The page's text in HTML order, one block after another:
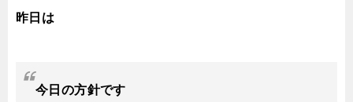
昨日は
今日 の方針です